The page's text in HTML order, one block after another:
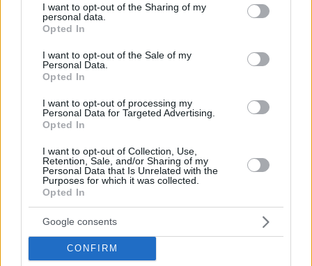
not limited to your visit or usage behaviour. You may click to
grant or deny consent to Google and its third-party tags to
use your data for below specified purposes in below Google
consent section.
I want to opt-out of the Sharing of my
personal data.
Opted In
I want to opt-out of the Sale of my
Personal Data.
Opted In
I want to opt-out of processing my
Personal Data for Targeted Advertising.
Opted In
I want to opt-out of Collection, Use,
Retention, Sale, and/or Sharing of my
Personal Data that Is Unrelated with the
Purposes for which it was collected.
Opted In
Google consents
CONFIRM
July 18, 2026
ULTIME NOTIZIE: Il primo ministro ungherese Magyar
propone di abbassare l’età di voto a 16 anni